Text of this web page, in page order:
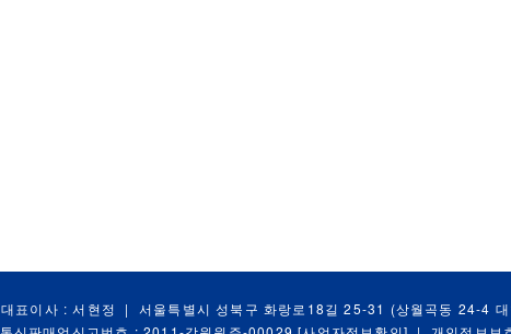
대표이사 : 서현정 |
서울특별시 성북구 화랑로18길 25-31 (상월곡동 24-4